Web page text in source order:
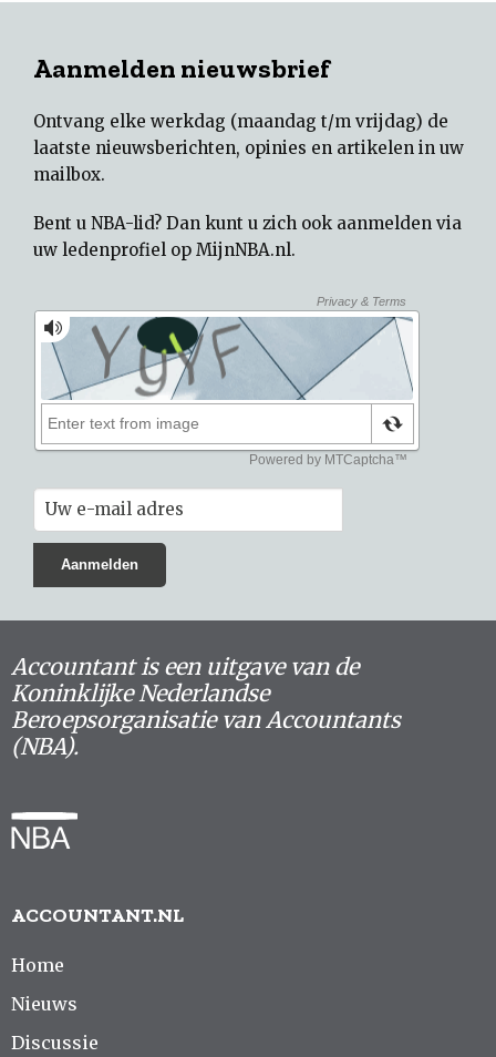
Aanmelden nieuwsbrief
Ontvang elke werkdag (maandag t/m vrijdag) de
laatste nieuwsberichten, opinies en artikelen in uw
mailbox.
Bent u NBA-lid? Dan kunt u zich ook aanmelden via
uw ledenprofiel op MijnNBA.nl.
Accountant is een uitgave van de
Koninklijke Nederlandse
Beroepsorganisatie van Accountants
(NBA).
ACCOUNTANT.NL
Home
Nieuws
Discussie